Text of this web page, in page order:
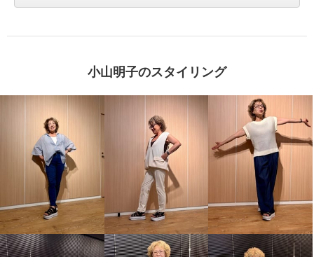
小山明子のスタイリング